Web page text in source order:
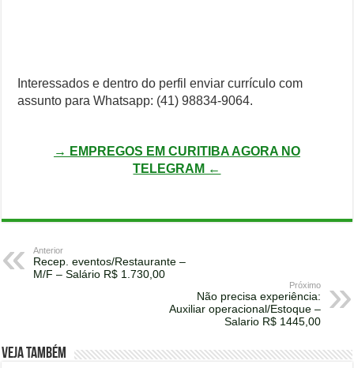
Interessados e dentro do perfil enviar currículo com
assunto para Whatsapp: (41) 98834-9064.
→ EMPREGOS EM CURITIBA AGORA NO
TELEGRAM ←
Anterior
Recep. eventos/Restaurante –
M/F – Salário R$ 1.730,00
Próximo
Não precisa experiência:
Auxiliar operacional/Estoque –
Salario R$ 1445,00
Veja também